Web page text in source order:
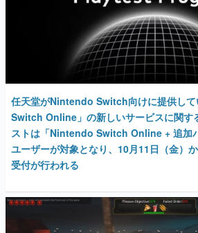
任天堂がNintendo Switch向けに提供し
Switch Online」の新しいサービスに関す
ストは「Nintendo Switch Online + 追加
ユーザーが対象となり、10月11日（金）
受付が行われる